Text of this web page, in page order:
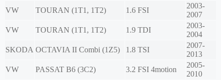
VW
TOURAN (1T1, 1T2) 1.6 FSI
2003-
2007
VW
TOURAN (1T1, 1T2) 1.9 TDI
2003-
2004
SKODA OCTAVIA II Combi (1Z5) 1.8 TSI
2007-
2013
VW
PASSAT B6 (3C2) 3.2 FSI 4motion
2005-
2010